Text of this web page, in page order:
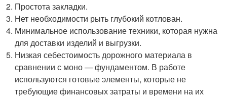
Простота закладки.
Нет необходимости рыть глубокий котлован.
Минимальное использование техники, которая нужна
для доставки изделий и выгрузки.
Низкая себестоимость дорожного материала в
сравнении с моно — фундаментом. В работе
используются готовые элементы, которые не
требующие финансовых затраты и времени на их